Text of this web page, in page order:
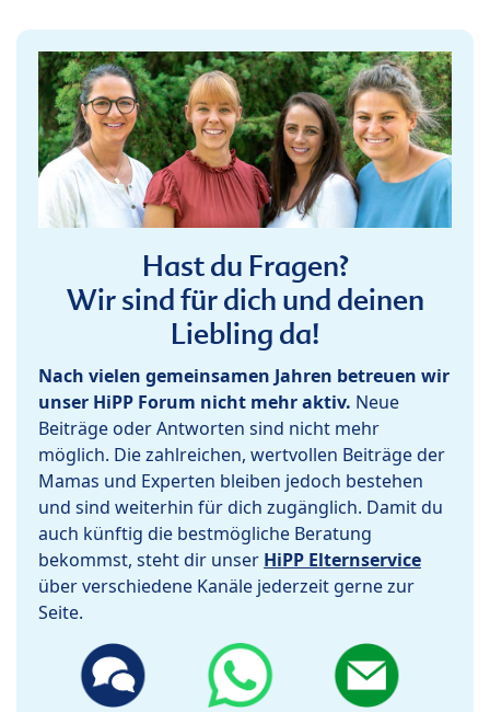
Hast du Fragen?
Wir sind für dich und deinen
Liebling da!
Nach vielen gemeinsamen Jahren betreuen wir
unser HiPP Forum nicht mehr aktiv. Neue
Beiträge oder Antworten sind nicht mehr
möglich. Die zahlreichen, wertvollen Beiträge der
Mamas und Experten bleiben jedoch bestehen
und sind weiterhin für dich zugänglich. Damit du
auch künftig die bestmögliche Beratung
bekommst, steht dir unser HiPP Elternservice
über verschiedene Kanäle jederzeit gerne zur
Seite.